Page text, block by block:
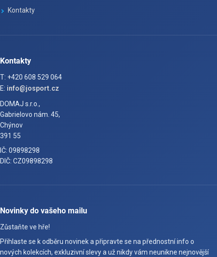
Kontakty
Kontakty
T: +420 608 529 064
E: info@josport.cz
DOMAJ s.r.o.,
Gabrielovo nám. 45,
Chýnov
391 55
IČ: 09898298
DIČ: CZ09898298
Novinky do vašeho mailu
Zůstaňte ve hře!
Přihlaste se k odběru novinek a připravte se na přednostní info o
nových kolekcích, exkluzivní slevy a už nikdy vám neunikne nejnovější